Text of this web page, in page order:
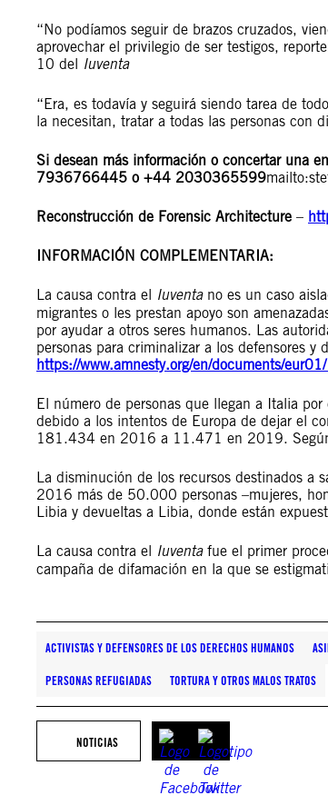
“No podíamos seguir de brazos cruzados,
aprovechar el privilegio de ser testigos,
10 del Iuventa
“Era, es todavía y seguirá siendo tarea de
la necesitan, tratar a todas las personas con
Si desean más información o concertar una
7936766445 o +44 2030365599mailto:
Reconstrucción de Forensic Architecture –
INFORMACIÓN COMPLEMENTARIA:
La causa contra el Iuventano es un caso
migrantes o les prestan apoyo son
por ayudar a otros seres humanos. Las
personas para criminalizar a los defensores y
https://www.amnesty.org/en/documents/
El número de personas que llegan a Italia
debido a los intentos de Europa de dejar el
181.434 en 2016 a 11.471 en 2019.
La disminución de los recursos destinados
2016 más de 50.000 personas –mujeres,
Libia y devueltas a Libia, donde están
La causa contra el Iuventafue el primer
campaña de difamación en la que se
ACTIVISTAS Y DEFENSORES DE LOS DERECHOS HUMANOS
PERSONAS REFUGIADAS TORTURA Y OTROS MALOS TRATOS
NOTICIAS